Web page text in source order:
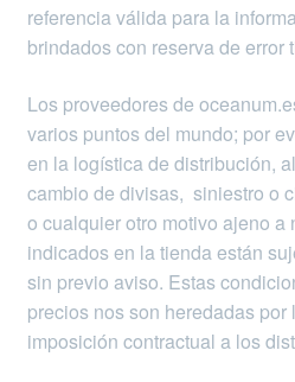
referencia válida para la
brindados con reserva de error
Los proveedores de
varios puntos del mundo; por
en la logística de distribución,
cambio de divisas, siniestro o
o cualquier otro motivo ajeno a
indicados en la tienda están
sin previo aviso. Estas
precios nos son heredadas por
imposición contractual a los